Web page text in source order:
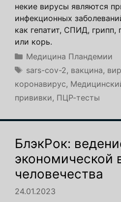
некие вирусы являются
инфекционных
как гепатит, СПИД, грипп,
или корь.
Рубрики
Медицина Пландемии
Метки
sars-cov-2, вакцина,
коронавирус,
прививки, ПЦР-тесты
БлэкРок:
экономической
человечества
24.01.2023